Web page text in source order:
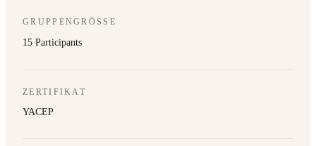
GRUPPENGRÖSSE
15 Participants
ZERTIFIKAT
YACEP